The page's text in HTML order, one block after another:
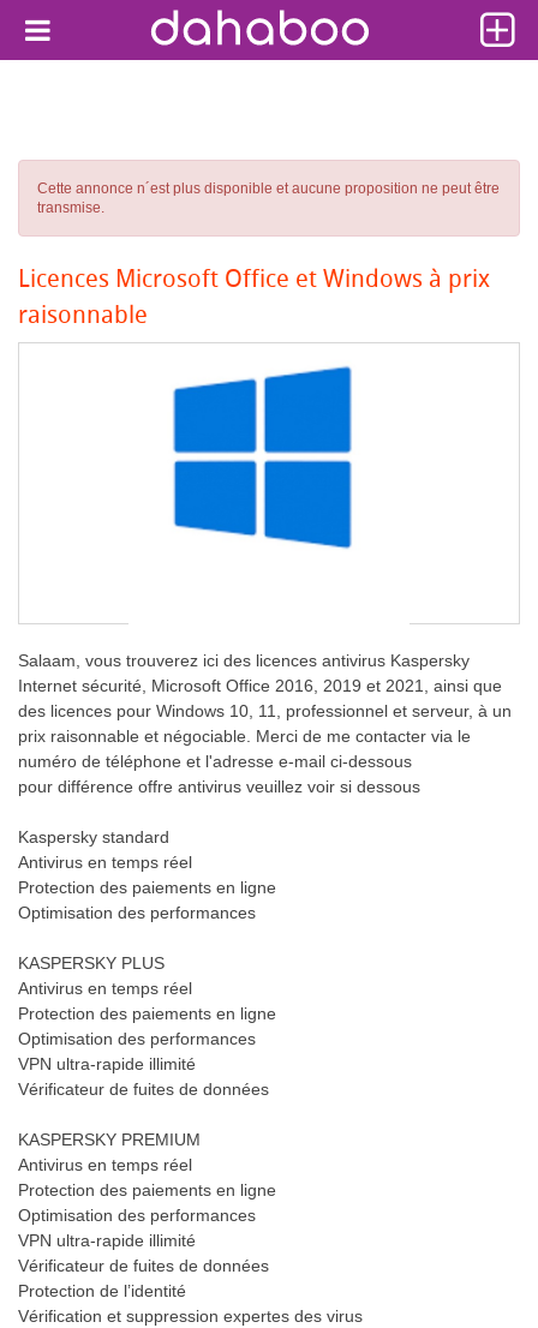
Cette annonce n´est plus disponible et aucune proposition ne peut être
transmise.
Licences Microsoft Office et Windows à prix
raisonnable
Salaam, vous trouverez ici des licences antivirus Kaspersky
Internet sécurité, Microsoft Office 2016, 2019 et 2021, ainsi que
des licences pour Windows 10, 11, professionnel et serveur, à un
prix raisonnable et négociable. Merci de me contacter via le
numéro de téléphone et l'adresse e-mail ci-dessous
pour différence offre antivirus veuillez voir si dessous
Kaspersky standard
Antivirus en temps réel
Protection des paiements en ligne
Optimisation des performances
KASPERSKY PLUS
Antivirus en temps réel
Protection des paiements en ligne
Optimisation des performances
VPN ultra-rapide illimité
Vérificateur de fuites de données
KASPERSKY PREMIUM
Antivirus en temps réel
Protection des paiements en ligne
Optimisation des performances
VPN ultra-rapide illimité
Vérificateur de fuites de données
Protection de l’identité
Vérification et suppression expertes des virus